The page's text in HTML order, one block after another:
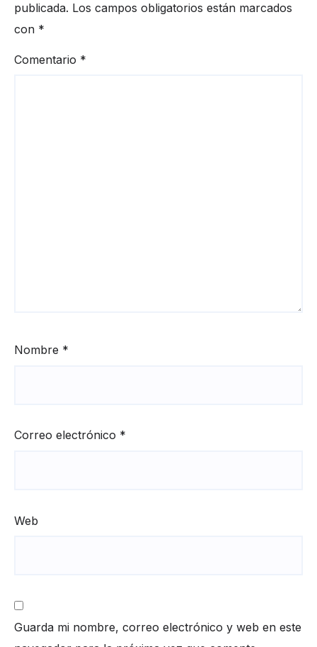
publicada. Los campos obligatorios están marcados
con *
Comentario *
Nombre *
Correo electrónico *
Web
Guarda mi nombre, correo electrónico y web en este